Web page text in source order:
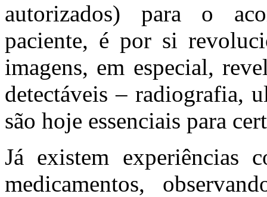
autorizados) para o
paciente, é por si
imagens, em especial,
detectáveis – radiografia,
são hoje essenciais para
Já existem experiências
medicamentos,